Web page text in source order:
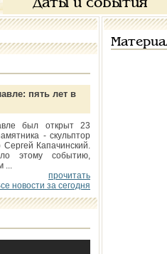
Даты и события
пять лет в
был открыт 23
- скульптор
Сергей Капачинский.
этому событию,
...
прочитать
новости за сегодня